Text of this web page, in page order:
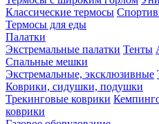
Классические термосы
Термосы для еды
Палатки
Экстремальные палатки Тенты
Спальные мешки
Экстремальные, эксклюзивные
Коврики, сидушки, подушки
Трекинговые коврики
коврики